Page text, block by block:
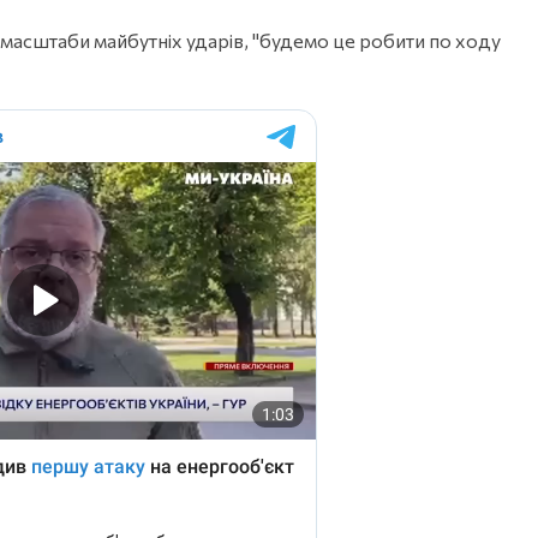
майбутніх ударів, "будемо це робити по ходу